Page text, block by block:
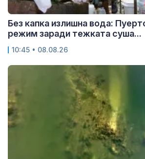
Без капка излишна вода:
режим заради тежката суша...
10:45 • 08.08.26